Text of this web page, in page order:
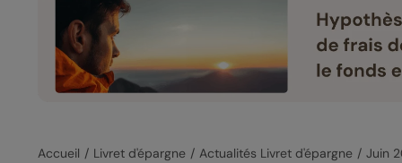
Accueil Livret d'épargne Actualités Livret d'épargne Juin